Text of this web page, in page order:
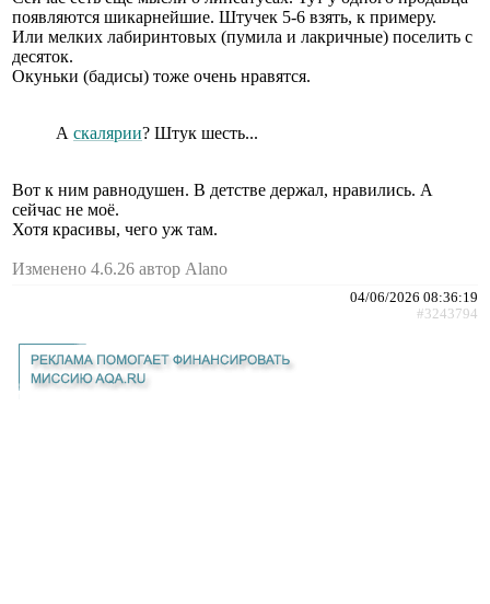
появляются шикарнейшие. Штучек 5-6 взять, к примеру.
Или мелких лабиринтовых (пумила и лакричные) поселить с
десяток.
Окуньки (бадисы) тоже очень нравятся.
А скалярии? Штук шесть...
Вот к ним равнодушен. В детстве держал, нравились. А
сейчас не моё.
Хотя красивы, чего уж там.
Изменено 4.6.26 автор Alano
04/06/2026 08:36:19
#3243794